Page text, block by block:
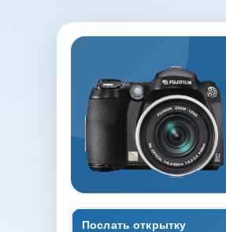
Послать открытку